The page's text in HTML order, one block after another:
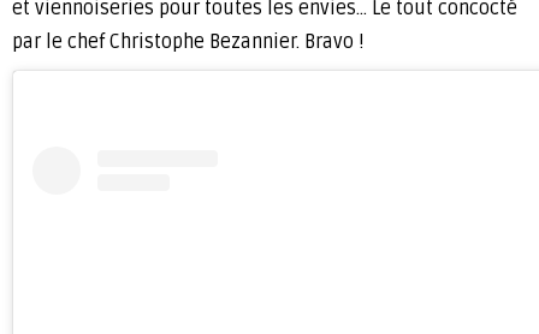
et viennoiseries pour toutes les envies… Le tout concocté
par le chef Christophe Bezannier. Bravo !